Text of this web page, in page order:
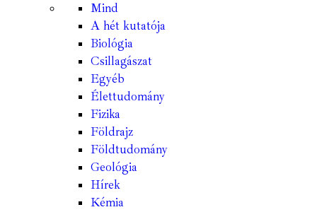
Mind
A hét kutatója
Biológia
Csillagászat
Egyéb
Élettudomány
Fizika
Földrajz
Földtudomány
Geológia
Hírek
Kémia